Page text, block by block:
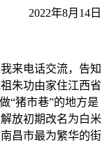
2022年8月14日
来电话交流，告知
朱功由家住江西省
“猪市巷”的地方是
放初期改名为白米
昌市最为繁华的街